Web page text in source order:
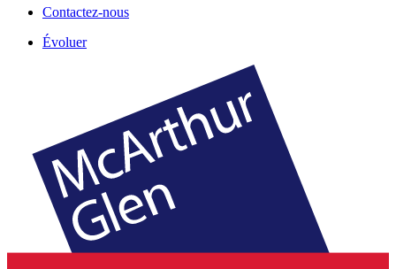
Contactez-nous
Évoluer